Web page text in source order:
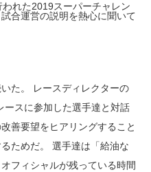
れた2019スーパーチャレン
合運営の説明を熱心に聞いて
た。 レースディレクターの
ースに参加した選手達と対話
善要望をヒアリングすること
ためだ。 選手達は「給油な
フィシャルが残っている時間